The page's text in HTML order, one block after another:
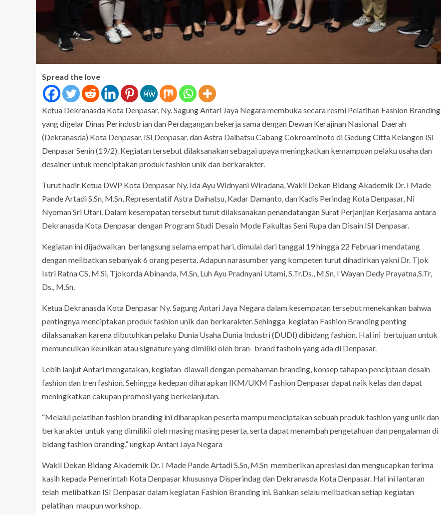
Spread the love
Ketua Dekranasda Kota Denpasar, Ny. Sagung Antari Jaya Negara membuka secara resmi Pelatihan Fashion Branding
yang digelar Dinas Perindustrian dan Perdagangan bekerja sama dengan Dewan Kerajinan Nasional Daerah
(Dekranasda) Kota Denpasar, ISI Denpasar, dan Astra Daihatsu Cabang Cokroaminoto di Gedung Citta Kelangen ISI
Denpasar Senin (19/2). Kegiatan tersebut dilaksanakan sebagai upaya meningkatkan kemampuan pelaku usaha dan
desainer untuk menciptakan produk fashion unik dan berkarakter.
Turut hadir Ketua DWP Kota Denpasar Ny. Ida Ayu Widnyani Wiradana, Wakil Dekan Bidang Akademik Dr. I Made
Pande Artadi S.Sn, M.Sn, Representatif Astra Daihatsu, Kadar Damanto, dan Kadis Perindag Kota Denpasar, Ni
Nyoman Sri Utari. Dalam kesempatan tersebut turut dilaksanakan penandatangan Surat Perjanjian Kerjasama antara
Dekranasda Kota Denpasar dengan Program Studi Desain Mode Fakultas Seni Rupa dan Disain ISI Denpasar.
Kegiatan ini dijadwalkan berlangsung selama empat hari, dimulai dari tanggal 19 hingga 22 Februari mendatang
dengan melibatkan sebanyak 6 orang peserta. Adapun narasumber yang kompeten turut dihadirkan yakni Dr. Tjok
Istri Ratna CS, M.Si, Tjokorda Abinanda, M.Sn, Luh Ayu Pradnyani Utami, S.Tr.Ds., M.Sn, I Wayan Dedy Prayatna,S.Tr,
Ds., M.Sn.
Ketua Dekranasda Kota Denpasar Ny. Sagung Antari Jaya Negara dalam kesempatan tersebut menekankan bahwa
pentingnya menciptakan produk fashion unik dan berkarakter. Sehingga kegiatan Fashion Branding penting
dilaksanakan karena dibutuhkan pelaku Dunia Usaha Dunia Industri (DUDI) dibidang fashion. Hal ini bertujuan untuk
memunculkan keunikan atau signature yang dimiliki oleh bran- brand fashoin yang ada di Denpasar.
Lebih lanjut Antari mengatakan, kegiatan diawali dengan pemahaman branding, konsep tahapan penciptaan desain
fashion dan tren fashion. Sehingga kedepan diharapkan IKM/UKM Fashion Denpasar dapat naik kelas dan dapat
meningkatkan cakupan promosi yang berkelanjutan.
“Melalui pelatihan fashion branding ini diharapkan peserta mampu menciptakan sebuah produk fashion yang unik dan
berkarakter untuk yang dimilikii oleh masing masing peserta, serta dapat menambah pengetahuan dan pengalaman di
bidang fashion branding,” ungkap Antari Jaya Negara
Wakil Dekan Bidang Akademik Dr. I Made Pande Artadi S.Sn, M.Sn memberikan apresiasi dan mengucapkan terima
kasih kepada Pemerintah Kota Denpasar khususnya Disperindag dan Dekranasda Kota Denpasar. Hal ini lantaran
telah melibatkan ISI Denpasar dalam kegiatan Fashion Branding ini. Bahkan selalu melibatkan setiap kegiatan
pelatihan maupun workshop.